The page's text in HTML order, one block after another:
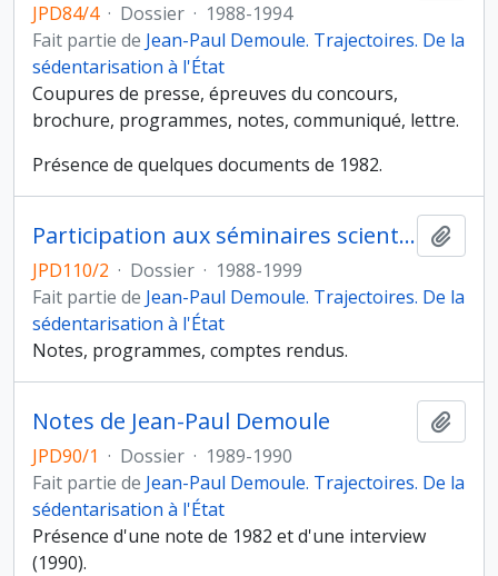
JPD84/4 · Dossier · 1988-1994
Fait partie de Jean-Paul Demoule. Trajectoires. De la
sédentarisation à l'État
Coupures de presse, épreuves du concours,
brochure, programmes, notes, communiqué, lettre.
Présence de quelques documents de 1982.
Participation aux séminaires scientifiques de l'équipe Protohistoire européenne
JPD110/2 · Dossier · 1988-1999
Fait partie de Jean-Paul Demoule. Trajectoires. De la
sédentarisation à l'État
Notes, programmes, comptes rendus.
Notes de Jean-Paul Demoule
JPD90/1 · Dossier · 1989-1990
Fait partie de Jean-Paul Demoule. Trajectoires. De la
sédentarisation à l'État
Présence d'une note de 1982 et d'une interview
(1990).